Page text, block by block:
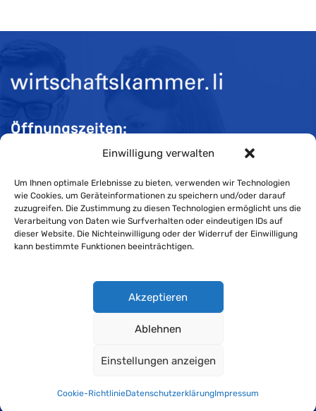
Einwilligung verwalten
Um Ihnen optimale Erlebnisse zu bieten, verwenden wir Technologien
wie Cookies, um Geräteinformationen zu speichern und/oder darauf
zuzugreifen. Die Zustimmung zu diesen Technologien ermöglicht uns die
Verarbeitung von Daten wie Surfverhalten oder eindeutigen IDs auf
dieser Website. Die Nichteinwilligung oder der Widerruf der Einwilligung
kann bestimmte Funktionen beeinträchtigen.
Akzeptieren
Ablehnen
Einstellungen anzeigen
Cookie-RichtlinieDatenschutzerklärungImpressum
Öffnungszeiten:
Mo-Do 08:00 bis 11:30 und 13:30 bis 16:30 Uhr
Fr 08:00 bis 11:30 und 13:30 bis 16:00 Uhr
Impressum
Cookie-Richtlinie
Datenschutzerklärung für Mitglieder und Kunden